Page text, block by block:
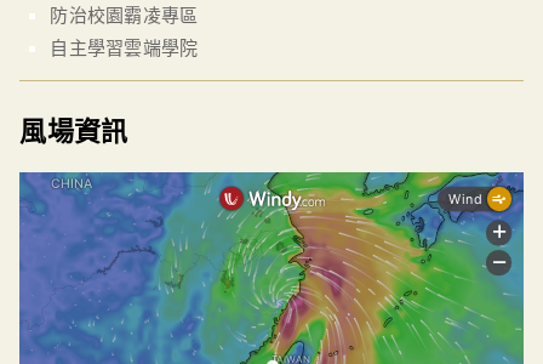
防治校園霸凌專區
自主學習雲端學院
風場資訊